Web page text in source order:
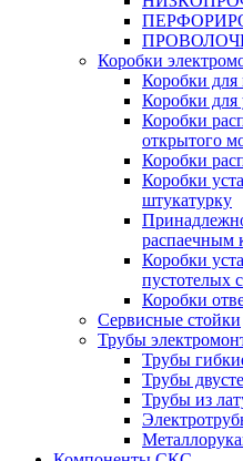
Коробки
Коробки
Коробки для
Коробки
открытого
Коробки
Коробки
штукатурку
распаечным
Коробки
пустотелых
Коробки
Сервисные стойки
Трубы
Трубы
Трубы
Трубы из